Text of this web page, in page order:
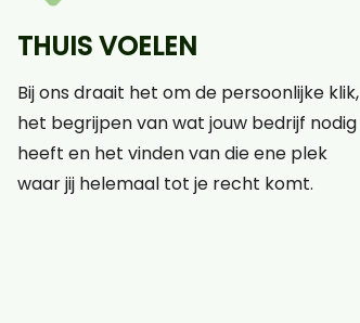
THUIS VOELEN
Bij ons draait het om de persoonlijke klik,
het begrijpen van wat jouw bedrijf nodig
heeft en het vinden van die ene plek
waar jij helemaal tot je recht komt.